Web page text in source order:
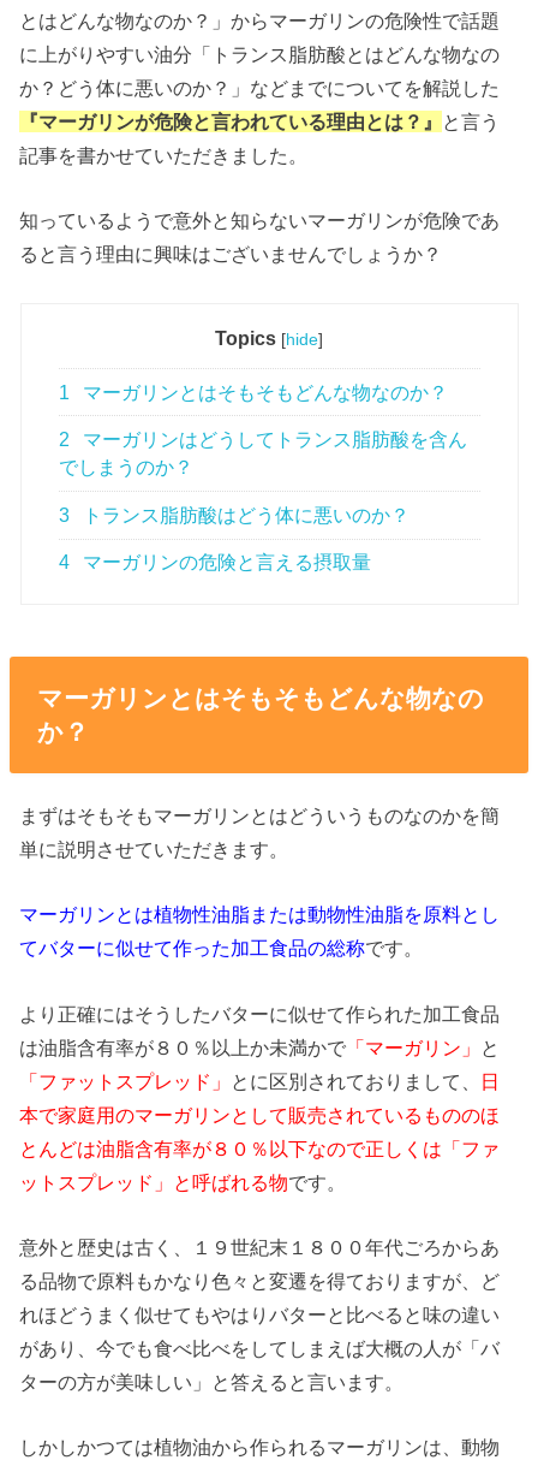
とはどんな物なのか？」からマーガリンの危険性で話題
に上がりやすい油分「トランス脂肪酸とはどんな物なの
か？どう体に悪いのか？」などまでについてを解説した
『マーガリンが危険と言われている理由とは？』 と言う
記事を書かせていただきました。
知っているようで意外と知らないマーガリンが危険であ
ると言う理由に興味はございませんでしょうか？
Topics [hide]
1 マーガリンとはそもそもどんな物なのか？
2
マーガリンはどうしてトランス脂肪酸を含ん
でしまうのか？
3 トランス脂肪酸はどう体に悪いのか？
4 マーガリンの危険と言える摂取量
マーガリンとはそもそもどんな物なの
か？
まずはそもそもマーガリンとはどういうものなのかを簡
単に説明させていただきます。
マーガリンとは植物性油脂または動物性油脂を原料とし
てバターに似せて作った加工食品の総称です。
より正確にはそうしたバターに似せて作られた加工食品
は油脂含有率が８０％以上か未満かで 「マーガリン」
と
「ファットスプレッド」
とに区別されておりまして、 日
本で家庭用のマーガリンとして販売されているもののほ
とんどは油脂含有率が８０％以下なので正しくは「ファ
ットスプレッド」と呼ばれる物です。
意外と歴史は古く、１９世紀末１８００年代ごろからあ
る品物で原料もかなり色々と変遷を得ておりますが、ど
れほどうまく似せてもやはりバターと比べると味の違い
があり、今でも食べ比べをしてしまえば大概の人が「バ
ターの方が美味しい」と答えると言います。
しかしかつては植物油から作られるマーガリンは、動物